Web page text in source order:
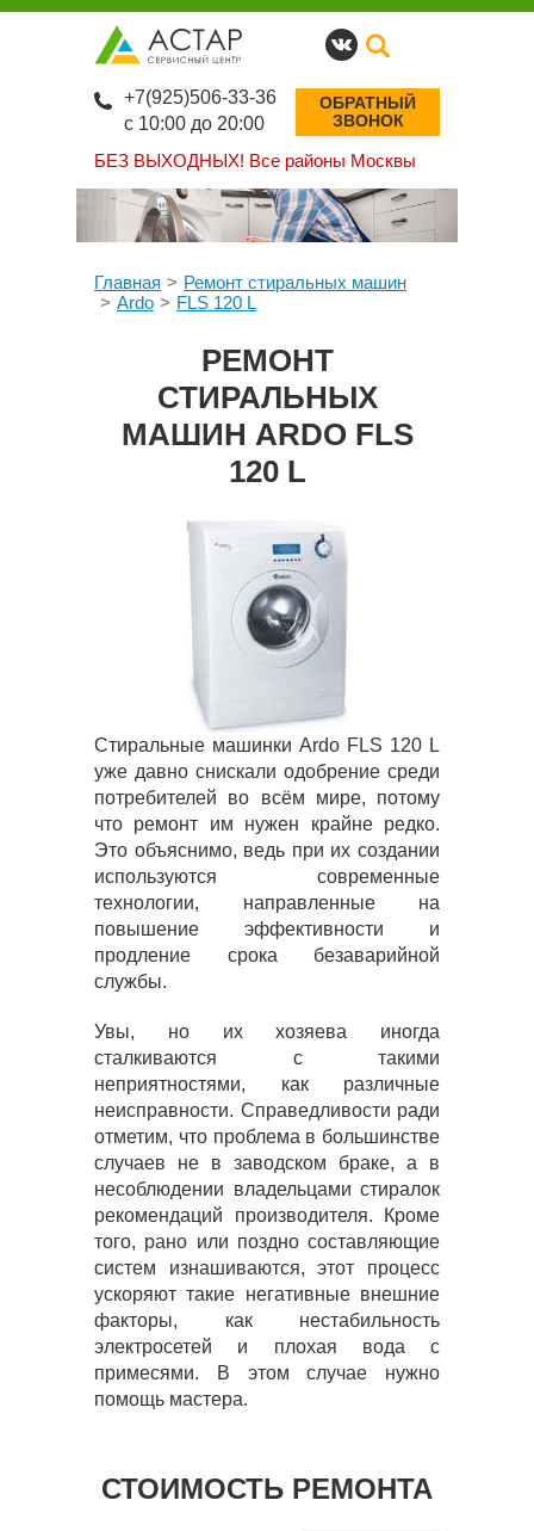
БЕЗ ВЫХОДНЫХ! Все районы Москвы
+7(925)506-33-36
с 10:00 до 20:00
ОБРАТНЫЙ
ЗВОНОК
Главная
Ремонт стиральных машин
Ardo
FLS 120 L
РЕМОНТ
СТИРАЛЬНЫХ
МАШИН ARDO FLS
120 L
Стиральные машинки Ardo FLS 120 L
уже давно снискали одобрение среди
потребителей во всём мире, потому
что ремонт им нужен крайне редко.
Это объяснимо, ведь при их создании
используются современные
технологии, направленные на
повышение эффективности и
продление срока безаварийной
службы.
Увы, но их хозяева иногда
сталкиваются с такими
неприятностями, как различные
неисправности. Справедливости ради
отметим, что проблема в большинстве
случаев не в заводском браке, а в
несоблюдении владельцами стиралок
рекомендаций производителя. Кроме
того, рано или поздно составляющие
систем изнашиваются, этот процесс
ускоряют такие негативные внешние
факторы, как нестабильность
электросетей и плохая вода с
примесями. В этом случае нужно
помощь мастера.
СТОИМОСТЬ РЕМОНТА